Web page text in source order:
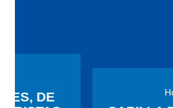
Hospital viejo de